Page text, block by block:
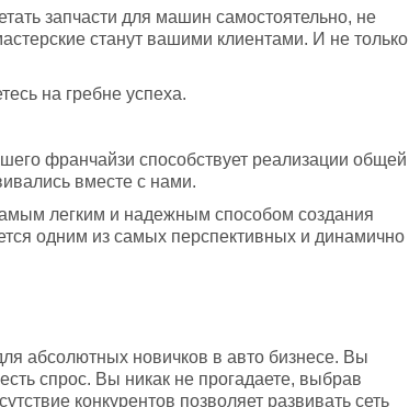
запчасти для машин самостоятельно, не
станут вашими клиентами. И не только
на гребне успеха.
франчайзи способствует реализации общей
вместе с нами.
легким и надежным способом создания
одним из самых перспективных и динамично
абсолютных новичков в авто бизнесе. Вы
спрос. Вы никак не прогадаете, выбрав
конкурентов позволяет развивать сеть